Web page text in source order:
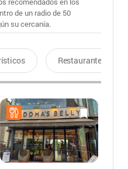
de un radio de 50
su cercanía.
Restaurantes